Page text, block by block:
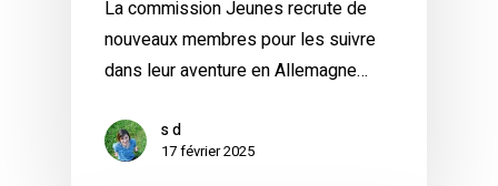
La commission Jeunes recrute de
nouveaux membres pour les suivre
dans leur aventure en Allemagne…
s d
17 février 2025